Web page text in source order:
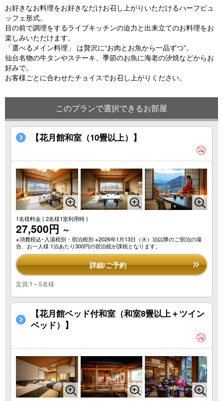
お好きなお料理をお好きなだけお召し上がりいただけるハーフビュ
ッフェ形式。
目の前で調理をするライブキッチンの迫力と出来立てのお料理をお
楽しみいただけます。
「選べるメイン料理」 は贅沢に“お肉とお魚から一品ずつ”。
仙台名物の牛タンやステーキ、季節のお魚に海老の汐焼などからお
好みで。
お客様ごとに合わせたチョイスでお召し上がりください。
このプランで選択できるお部屋
【花月館和室（10畳以上）】
1名様料金( 2名様1室利用時 )
27,500円 ～
※消費税込･入湯税別・宿泊税別 ※2026年1月13日（火）泊以降のご宿泊の場
合、お一人様 1泊あたり300円の宿泊税が課税となります。
詳細/ご予約
定員:1～5名様
【花月館ベッド付和室（和室8畳以上＋ツイン
ベッド）】